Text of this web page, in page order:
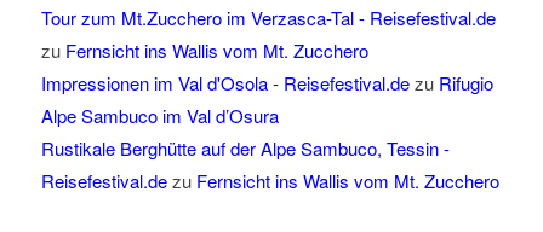
Tour zum Mt.Zucchero im Verzasca-Tal - Reisefestival.de
zu Fernsicht ins Wallis vom Mt. Zucchero
Impressionen im Val d'Osola - Reisefestival.dezu Rifugio
Alpe Sambuco im Val d’Osura
Rustikale Berghütte auf der Alpe Sambuco, Tessin -
Reisefestival.dezu Fernsicht ins Wallis vom Mt. Zucchero